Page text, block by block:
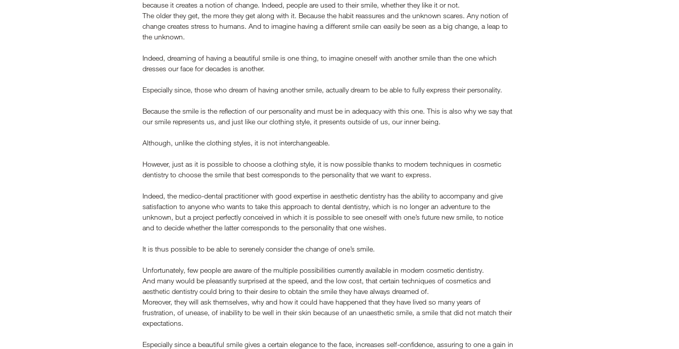
because it creates a notion of change. Indeed, people are used to their smile, whether they like it or not.
The older they get, the more they get along with it. Because the habit reassures and the unknown scares. Any notion of
change creates stress to humans. And to imagine having a different smile can easily be seen as a big change, a leap to
the unknown.
Indeed, dreaming of having a beautiful smile is one thing, to imagine oneself with another smile than the one which
dresses our face for decades is another.
Especially since, those who dream of having another smile, actually dream to be able to fully express their personality.
Because the smile is the reflection of our personality and must be in adequacy with this one. This is also why we say that
our smile represents us, and just like our clothing style, it presents outside of us, our inner being.
Although, unlike the clothing styles, it is not interchangeable.
However, just as it is possible to choose a clothing style, it is now possible thanks to modern techniques in cosmetic
dentistry to choose the smile that best corresponds to the personality that we want to express.
Indeed, the medico-dental practitioner with good expertise in aesthetic dentistry has the ability to accompany and give
satisfaction to anyone who wants to take this approach to dental dentistry, which is no longer an adventure to the
unknown, but a project perfectly conceived in which it is possible to see oneself with one’s future new smile, to notice
and to decide whether the latter corresponds to the personality that one wishes.
It is thus possible to be able to serenely consider the change of one’s smile.
Unfortunately, few people are aware of the multiple possibilities currently available in modern cosmetic dentistry.
And many would be pleasantly surprised at the speed, and the low cost, that certain techniques of cosmetics and
aesthetic dentistry could bring to their desire to obtain the smile they have always dreamed of.
Moreover, they will ask themselves, why and how it could have happened that they have lived so many years of
frustration, of unease, of inability to be well in their skin because of an unaesthetic smile, a smile that did not match their
expectations.
Especially since a beautiful smile gives a certain elegance to the face, increases self-confidence, assuring to one a gain in